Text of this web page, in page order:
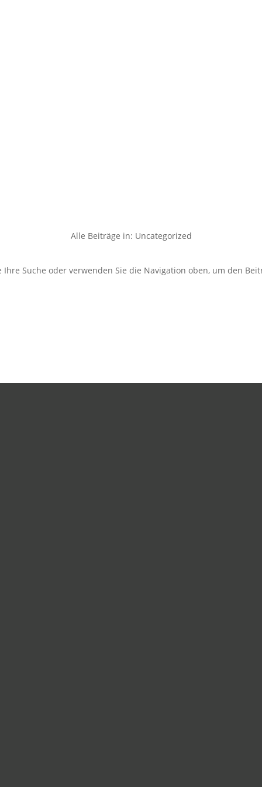
Alle Beiträge in: Uncategorized
Suche oder verwenden Sie die Navigation oben, um den